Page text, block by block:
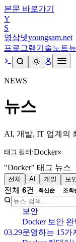
본문 바로가기
Y
S
영삼넷youngsam.net
프로그램기술노트
NEWS
뉴스
AI, 개발, IT 업계의
태그 필터:Docker×
"Docker" 태그 뉴스
전체 AI 개발 보
전체 6건 최신순 조회
03.29
보안
Docker 보안
운영하는 15가